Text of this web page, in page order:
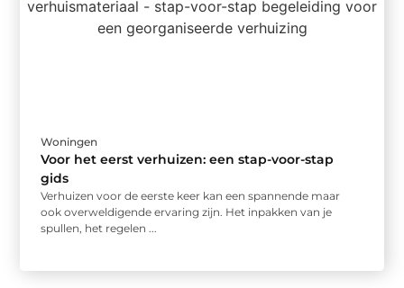
Woningen
Voor het eerst verhuizen: een stap-voor-stap
gids
Verhuizen voor de eerste keer kan een spannende maar
ook overweldigende ervaring zijn. Het inpakken van je
spullen, het regelen ...